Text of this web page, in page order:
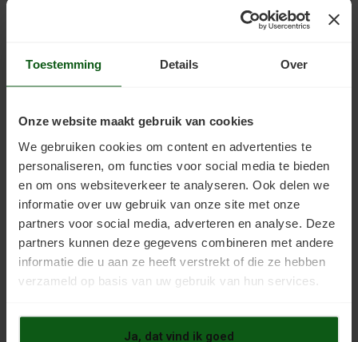
Toestemming Details Over
Onze website maakt gebruik van cookies
We gebruiken cookies om content en advertenties te
personaliseren, om functies voor social media te bieden
en om ons websiteverkeer te analyseren. Ook delen we
informatie over uw gebruik van onze site met onze
partners voor social media, adverteren en analyse. Deze
partners kunnen deze gegevens combineren met andere
informatie die u aan ze heeft verstrekt of die ze hebben
verzameld op basis van uw gebruik van hun services.
Ja, dat vind ik goed
zodat elke doe-het-zelver uit de voeten kan.
vloeren schilderen,kijk je hier onze webshop
Deze werkwijzer
een topresultaat bereikt.
kan.
Lees hoe een bekend theaterzijn houten bühne
topconditie houdt.
We vertellen je ook graag over
Lievergrey wash ? Ook daarin adviseren we.
Vloeren Coatings staat je bij
Nog vragen over het verven van hout met vloerverf?
Bel dan Vloeren Coatings op+31 (0)6 26 839 279.
Een mail sturen kan ook.Gebruik hiervoor ons